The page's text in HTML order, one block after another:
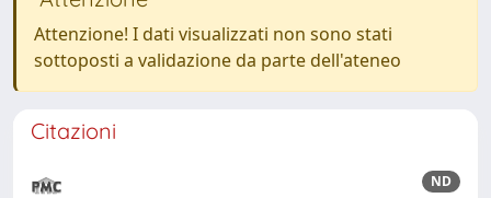
Attenzione! I dati visualizzati non sono stati
sottoposti a validazione da parte dell'ateneo
Citazioni
ND